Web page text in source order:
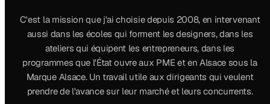
C'est la mission que j'ai choisie depuis 2008, en intervenant
aussi dans les écoles qui forment les designers, dans les
ateliers qui équipent les entrepreneurs, dans les
programmes que l'État ouvre aux PME et en Alsace sous la
Marque Alsace. Un travail utile aux dirigeants qui veulent
prendre de l'avance sur leur marché et leurs concurrents.